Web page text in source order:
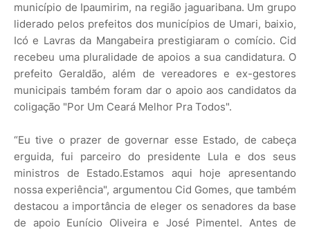
município de Ipaumirim, na região jaguaribana. Um grupo
liderado pelos prefeitos dos municípios de Umari, baixio,
Icó e Lavras da Mangabeira prestigiaram o comício. Cid
recebeu uma pluralidade de apoios a sua candidatura. O
prefeito Geraldão, além de vereadores e ex-gestores
municipais também foram dar o apoio aos candidatos da
coligação "Por Um Ceará Melhor Pra Todos".
“Eu tive o prazer de governar esse Estado, de cabeça
erguida, fui parceiro do presidente Lula e dos seus
ministros de Estado.Estamos aqui hoje apresentando
nossa experiência", argumentou Cid Gomes, que também
destacou a importância de eleger os senadores da base
de apoio Eunício Oliveira e José Pimentel. Antes de